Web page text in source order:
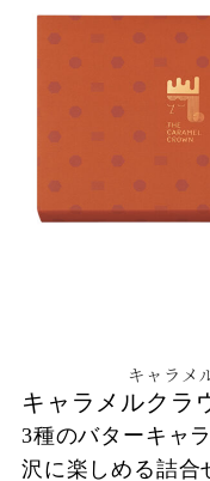
キャラメ
キャラメルクラ
3種のバターキャ
沢に楽しめる詰合